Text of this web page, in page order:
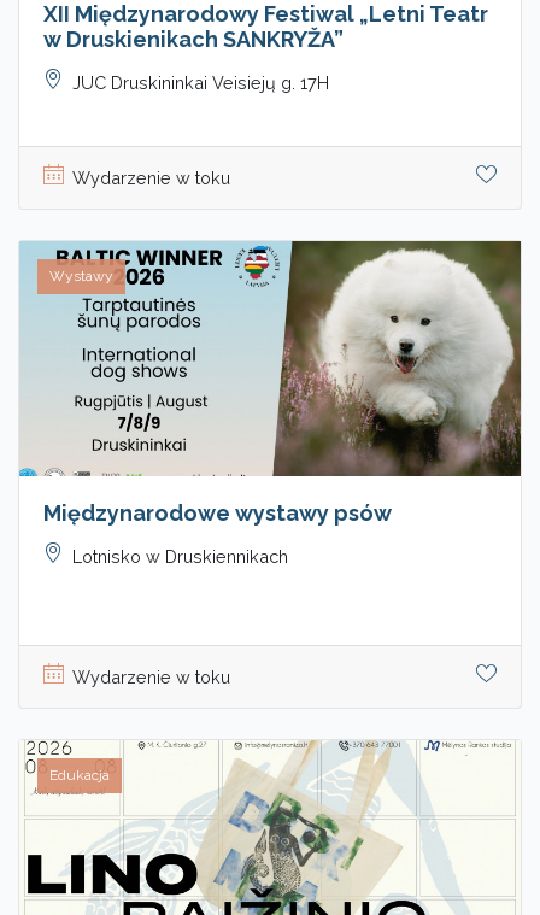
XII Międzynarodowy Festiwal „Letni Teatr
w Druskienikach SANKRYŽA”
JUC Druskininkai Veisiejų g. 17H
Wydarzenie w toku
Wystawy
Międzynarodowe wystawy psów
Lotnisko w Druskiennikach
Wydarzenie w toku
Edukacja